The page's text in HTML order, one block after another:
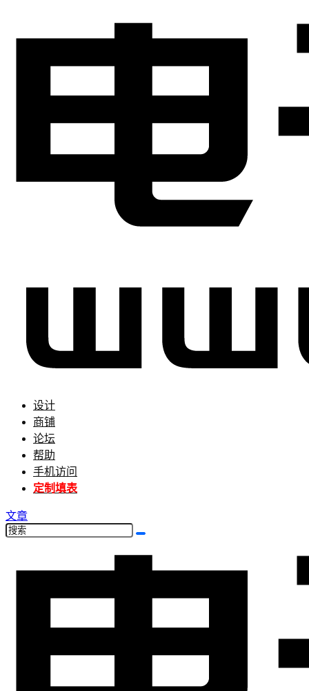
设计
商铺
论坛
帮助
手机访问
定制填表
文章